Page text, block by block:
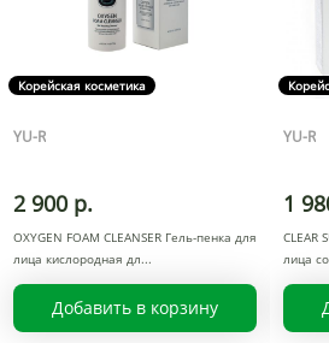
Корейская косметика
YU-R
2 900 р.
OXYGEN FOAM CLEANSER Гель-пенка для
лица кислородная дл
Добавить в корзину
YU-R
1
CLEAR
лица